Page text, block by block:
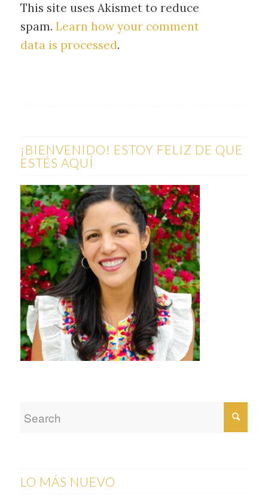
This site uses Akismet to reduce
spam. Learn how your comment
data is processed.
¡BIENVENIDO! ESTOY FELIZ DE QUE
ESTÉS AQUÍ
LO MÁS NUEVO